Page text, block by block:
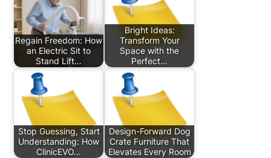
Regain Freedom: How
an Electric Sit to
Stand Lift…
Bright Ideas:
Transform Your
Space with the
Perfect…
Stop Guessing, Start
Understanding: How
ClinicEVO…
Design-Forward Dog
Crate Furniture That
Elevates Every Room